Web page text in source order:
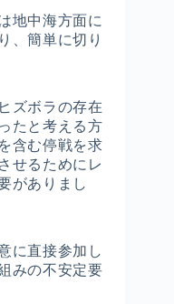
地中海方面に
、簡単に切り
ズボラの存在
たと考える方
含む停戦を求
せるためにレ
がありまし
に直接参加し
みの不安定要